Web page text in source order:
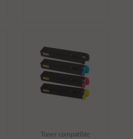
carrito
Toner compatible